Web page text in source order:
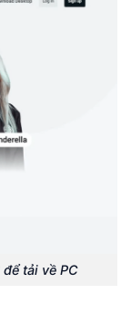
tải về PC